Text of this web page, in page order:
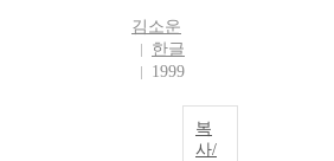
김소운
한글
1999
복
사/